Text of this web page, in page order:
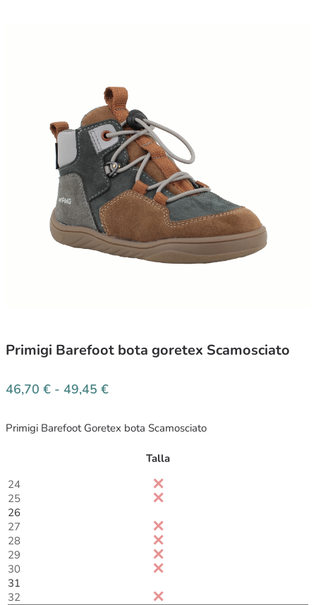
Primigi Barefoot bota goretex Scamosciato
46,70 € - 49,45 €
Primigi Barefoot Goretex bota Scamosciato
Talla
24
25
26
27
28
29
30
31
32